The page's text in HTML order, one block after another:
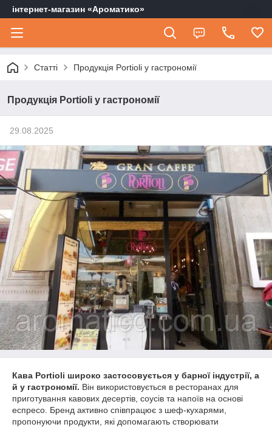
інтернет-магазин «Ароматико»
Статті Продукція Portioli у гастрономії
Продукція Portioli у гастрономії
29.08.2025
Кава Portioli широко застосовується у барної індустрії, а
й у гастрономії. Він використовується в ресторанах для
приготування кавових десертів, соусів та напоїв на основі
еспресо. Бренд активно співпрацює з шеф-кухарями,
пропонуючи продукти, які допомагають створювати